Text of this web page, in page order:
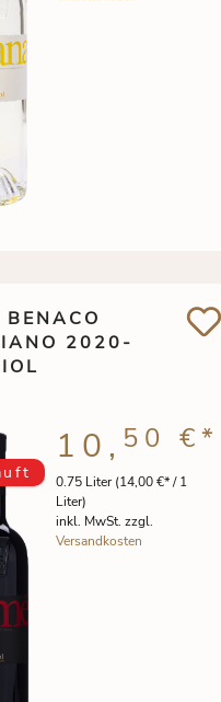
BENACO
2020-
0.75 Liter(14,00 €* / 1
Liter)
inkl. MwSt. zzgl.
Versandkosten
10, 50 €*